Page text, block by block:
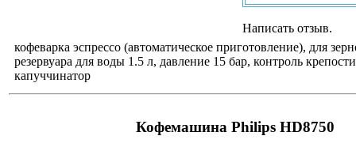
Написать отзыв.
кофеварка эспрессо (автоматическое приготовление), для
резервуара для воды 1.5 л, давление 15 бар, контроль
капуччинатор
Кофемашина Philips HD8750